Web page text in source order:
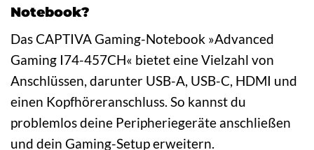
Notebook?
Das CAPTIVA Gaming-Notebook »Advanced
Gaming I74-457CH« bietet eine Vielzahl von
Anschlüssen, darunter USB-A, USB-C, HDMI und
einen Kopfhöreranschluss. So kannst du
problemlos deine Peripheriegeräte anschließen
und dein Gaming-Setup erweitern.